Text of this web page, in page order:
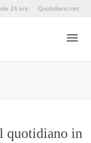
24 ore Quotidiano.net
quotidiano in